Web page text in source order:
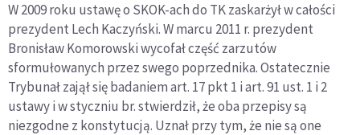
W 2009 roku ustawę o SKOK-ach do TK zaskarżył w całości
prezydent Lech Kaczyński. W marcu 2011 r. prezydent
Bronisław Komorowski wycofał część zarzutów
sformułowanych przez swego poprzednika. Ostatecznie
Trybunał zajął się badaniem art. 17 pkt 1 i art. 91 ust. 1 i 2
ustawy i w styczniu br. stwierdził, że oba przepisy są
niezgodne z konstytucją. Uznał przy tym, że nie są one